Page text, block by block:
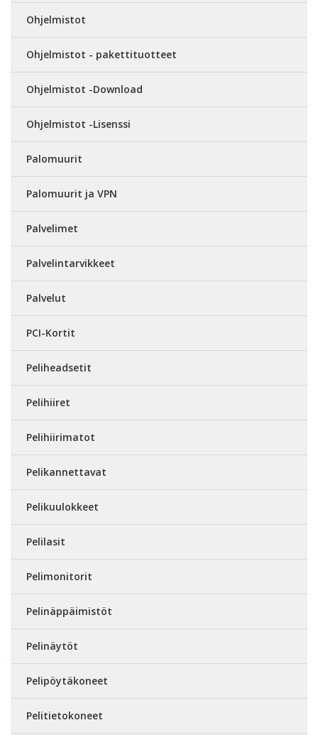
Ohjelmistot
Ohjelmistot - pakettituotteet
Ohjelmistot -Download
Ohjelmistot -Lisenssi
Palomuurit
Palomuurit ja VPN
Palvelimet
Palvelintarvikkeet
Palvelut
PCI-Kortit
Peliheadsetit
Pelihiiret
Pelihiirimatot
Pelikannettavat
Pelikuulokkeet
Pelilasit
Pelimonitorit
Pelinäppäimistöt
Pelinäytöt
Pelipöytäkoneet
Pelitietokoneet